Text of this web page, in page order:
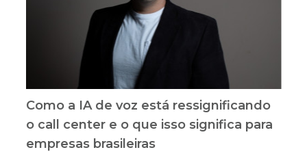
Como a IA de voz está ressignificando
o call center e o que isso significa para
empresas brasileiras